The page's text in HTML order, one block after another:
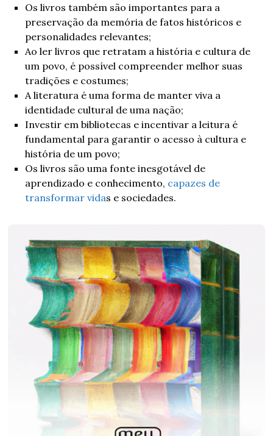
Os livros também são importantes para a
preservação da memória de fatos históricos e
personalidades relevantes;
Ao ler livros que retratam a história e cultura de
um povo, é possível compreender melhor suas
tradições e costumes;
A literatura é uma forma de manter viva a
identidade cultural de uma nação;
Investir em bibliotecas e incentivar a leitura é
fundamental para garantir o acesso à cultura e
história de um povo;
Os livros são uma fonte inesgotável de
aprendizado e conhecimento, capazes de
transformar vidas e sociedades.